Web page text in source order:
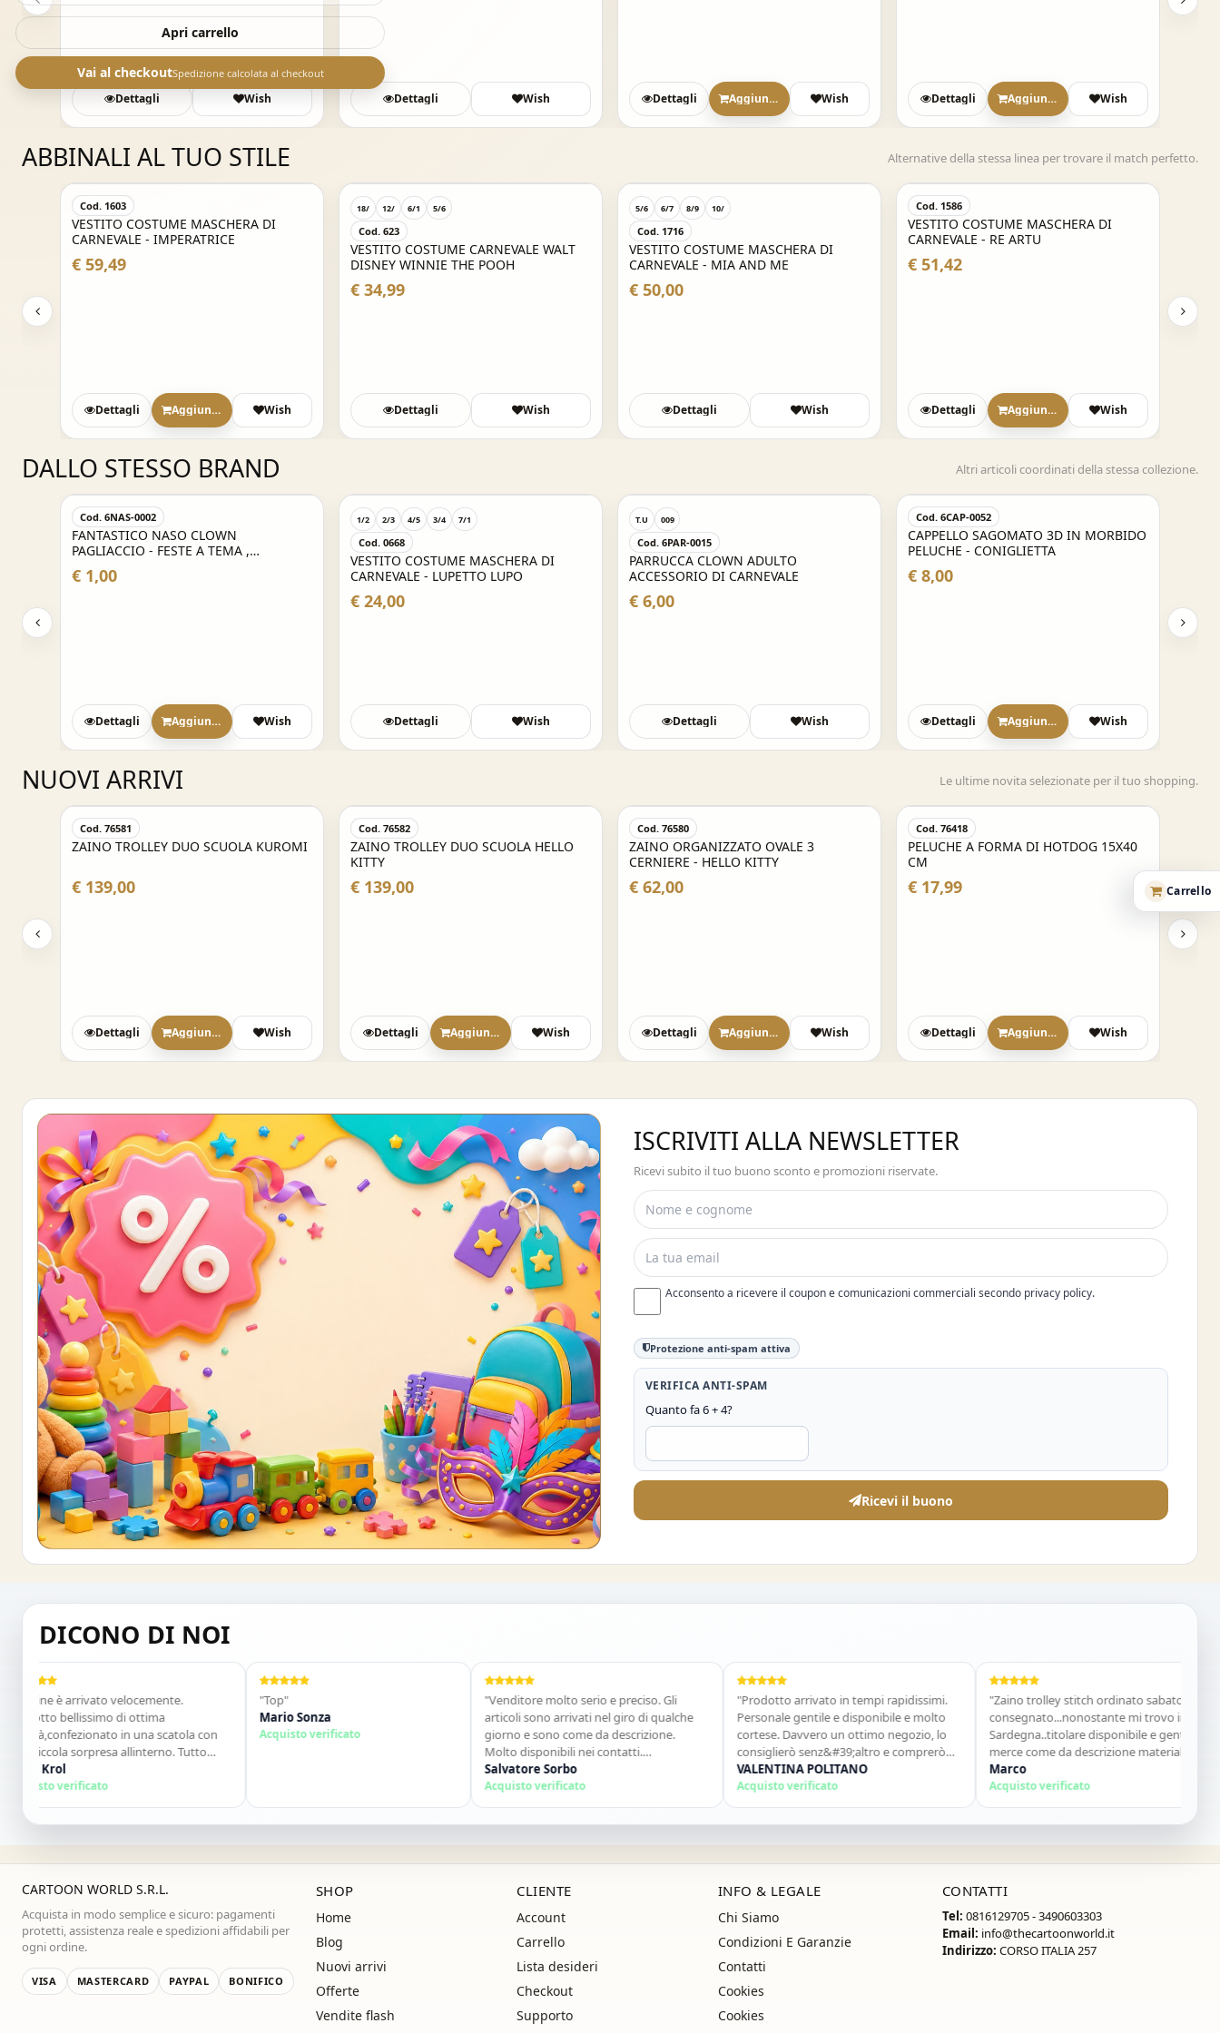
Apri carrello
Vai al checkoutSpedizione calcolata al checkout
Carrello
Dettagli Wish Dettagli Wish Dettagli Aggiungi Wish Dettagli Aggiungi Wish
ABBINALI AL TUO STILE Alternative della stessa linea per trovare il match perfetto.
Cod. 1603
VESTITO COSTUME MASCHERA DI
CARNEVALE - IMPERATRICE
€ 59,49
Dettagli Aggiungi Wish
18/ 12/ 6/1 5/6
Cod. 623
VESTITO COSTUME CARNEVALE WALT
DISNEY WINNIE THE POOH
€ 34,99
Dettagli Wish
5/6 6/7 8/9 10/
Cod. 1716
VESTITO COSTUME MASCHERA DI
CARNEVALE - MIA AND ME
€ 50,00
Dettagli Wish
Cod. 1586
VESTITO COSTUME MASCHERA DI
CARNEVALE - RE ARTU
€ 51,42
Dettagli Aggiungi Wish
DALLO STESSO BRAND Altri articoli coordinati della stessa collezione.
Cod. 6NAS-0002
FANTASTICO NASO CLOWN
PAGLIACCIO - FESTE A TEMA ,
CARNEVALE , PARTY E NON SOLO
€ 1,00
Dettagli Aggiungi Wish
1/2 2/3 4/5 3/4 7/1
Cod. 0668
VESTITO COSTUME MASCHERA DI
CARNEVALE - LUPETTO LUPO
€ 24,00
Dettagli Wish
T.U 009
Cod. 6PAR-0015
PARRUCCA CLOWN ADULTO
ACCESSORIO DI CARNEVALE
€ 6,00
Dettagli Wish
Cod. 6CAP-0052
CAPPELLO SAGOMATO 3D IN MORBIDO
PELUCHE - CONIGLIETTA
€ 8,00
Dettagli Aggiungi Wish
NUOVI ARRIVI Le ultime novita selezionate per il tuo shopping.
Cod. 76581
ZAINO TROLLEY DUO SCUOLA KUROMI
€ 139,00
Dettagli Aggiungi Wish
Cod. 76582
ZAINO TROLLEY DUO SCUOLA HELLO
KITTY
€ 139,00
Dettagli Aggiungi Wish
Cod. 76580
ZAINO ORGANIZZATO OVALE 3
CERNIERE - HELLO KITTY
€ 62,00
Dettagli Aggiungi Wish
Cod. 76418
PELUCHE A FORMA DI HOTDOG 15X40
CM
€ 17,99
Dettagli Aggiungi Wish
ISCRIVITI E OTTIENI SUBITO UNO SCONTO DEL 10%
ISCRIVITI ALLA NEWSLETTER
Ricevi subito il tuo buono sconto e promozioni riservate.
Acconsento a ricevere il coupon e comunicazioni commerciali secondo privacy policy.
Protezione anti-spam attiva
VERIFICA ANTI-SPAM
Quanto fa 6 + 4?
Ricevi il buono
DICONO DI NOI
è arrivato velocemente.
bellissimo di ottima
in una scatola con
sorpresa allinterno. Tutto
Lo consiglio vivamente. Grazie
verificato
Mario Sonza
Acquisto verificato
"Venditore molto serio e preciso. Gli
articoli sono arrivati nel giro di qualche
giorno e sono come da descrizione.
Molto disponibili nei contatti.
Consigliato."
Salvatore Sorbo
Acquisto verificato
"Prodotto arrivato in tempi rapidissimi.
Personale gentile e disponibile e molto
cortese. Davvero un ottimo negozio, lo
consiglierò senz&#39;altro e comprerò
ancora!"
VALENTINA POLITANO
Acquisto verificato
"Zaino trolley stitch ordinato sabato e già
consegnato...nonostante mi trovo in
Sardegna..titolare disponibile e gentile
merce come da descrizione materiale
ottimo...sito super consigliato"
Acquisto verificato
CARTOON WORLD S.R.L.
Acquista in modo semplice e sicuro: pagamenti
protetti, assistenza reale e spedizioni affidabili per
ogni ordine.
VISA MASTERCARD PAYPAL BONIFICO
SHOP
Home
Blog
Nuovi arrivi
Offerte
Vendite flash
CLIENTE
Account
Carrello
Lista desideri
Checkout
Supporto
INFO & LEGALE
Chi Siamo
Condizioni E Garanzie
Contatti
Cookies
Cookies
CONTATTI
Tel: 0816129705 - 3490603303
Email: info@thecartoonworld.it
Indirizzo: CORSO ITALIA 257